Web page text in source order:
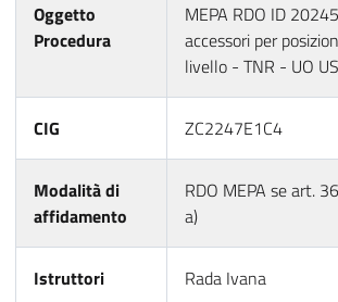
Oggetto
Procedura
MEPA RDO ID
accessori per
livello - TNR - UO
CIG ZC2247E1C4
Modalità di
affidamento
RDO MEPA se art.
a)
Istruttori Rada Ivana